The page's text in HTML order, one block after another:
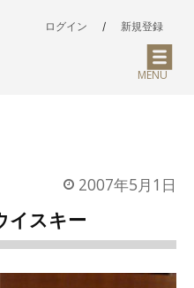
ログイン / 新規登録
MENU
2007年5月1日
イスキー